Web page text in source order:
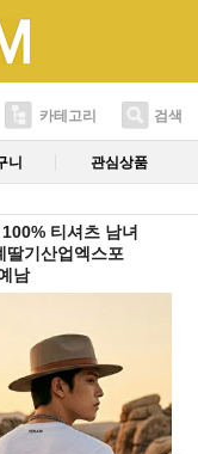
카테고리 검색
니 관심상품
티셔츠 남녀
딸기산업엑스포
남